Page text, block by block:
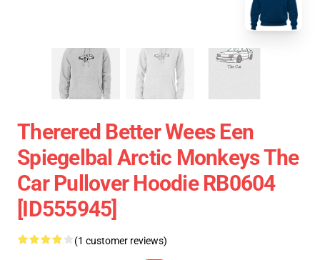
Therered Better Wees Een
Spiegelbal Arctic Monkeys The
Car Pullover Hoodie RB0604
[ID555945]
(1 customer reviews)